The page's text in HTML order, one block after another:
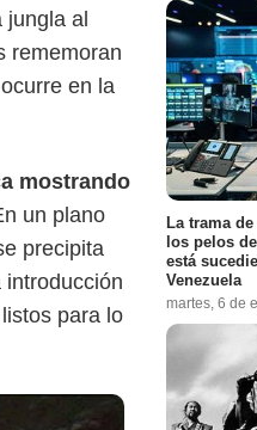
al
rememoran
en la
mostrando
un plano
precipita
introducción
para lo
La trama
los pelos
está
Venezuela
martes, 6 de